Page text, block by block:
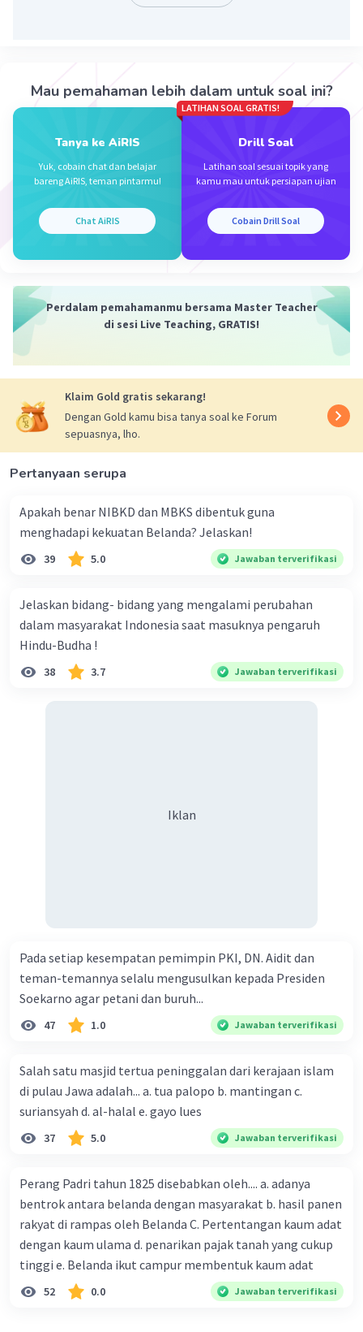
Iklan
PPPI
Mau pemahaman lebih dalam untuk soal ini?
Tanya ke AiRIS
Yuk, cobain chat dan belajar
bareng AiRIS, teman pintarmu!
Chat AiRIS
LATIHAN SOAL GRATIS!
Drill Soal
Latihan soal sesuai topik yang
kamu mau untuk persiapan ujian
Cobain Drill Soal
Perdalam pemahamanmu bersama Master Teacher
di sesi Live Teaching, GRATIS!
Klaim Gold gratis sekarang!
Dengan Gold kamu bisa tanya soal ke Forum
sepuasnya, lho.
Pertanyaan serupa
Apakah benar NIBKD dan MBKS dibentuk guna
menghadapi kekuatan Belanda? Jelaskan!
39 5.0 Jawaban terverifikasi
Jelaskan bidang- bidang yang mengalami perubahan
dalam masyarakat Indonesia saat masuknya pengaruh
Hindu-Budha !
38 3.7 Jawaban terverifikasi
Iklan
Pada setiap kesempatan pemimpin PKI, DN. Aidit dan
teman-temannya selalu mengusulkan kepada Presiden
Soekarno agar petani dan buruh...
47 1.0 Jawaban terverifikasi
Salah satu masjid tertua peninggalan dari kerajaan islam
di pulau Jawa adalah... a. tua palopo b. mantingan c.
suriansyah d. al-halal e. gayo lues
37 5.0 Jawaban terverifikasi
Perang Padri tahun 1825 disebabkan oleh.... a. adanya
bentrok antara belanda dengan masyarakat b. hasil panen
rakyat di rampas oleh Belanda C. Pertentangan kaum adat
dengan kaum ulama d. penarikan pajak tanah yang cukup
tinggi e. Belanda ikut campur membentuk kaum adat
52 0.0 Jawaban terverifikasi